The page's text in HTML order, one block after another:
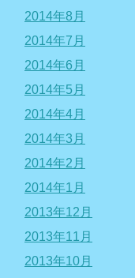
2014年8月
2014年7月
2014年6月
2014年5月
2014年4月
2014年3月
2014年2月
2014年1月
2013年12月
2013年11月
2013年10月